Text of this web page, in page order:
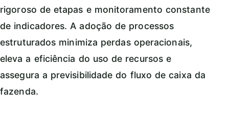
rigoroso de etapas e monitoramento constante
de indicadores. A adoção de processos
estruturados minimiza perdas operacionais,
eleva a eficiência do uso de recursos e
assegura a previsibilidade do fluxo de caixa da
fazenda.